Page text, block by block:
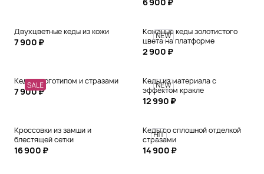
Двухцветные кеды из кожи
7 900 ₽
Кожаные кеды золотистого
цвета на платформе
2 900 ₽
Кеды с логотипом и стразами
7 900 ₽
Кеды из материала с
эффектом кракле
12 990 ₽
Кроссовки из замши и
блестящей сетки
16 900 ₽
Кеды со сплошной отделкой
стразами
14 900 ₽